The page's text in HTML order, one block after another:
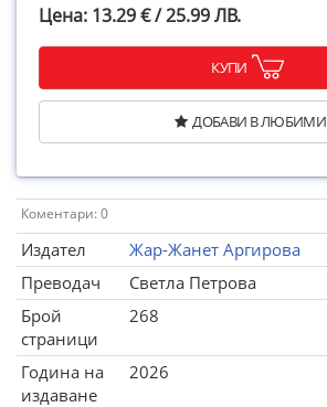
Цена: 13.29 € / 25.99 ЛВ.
КУПИ
ДОБАВИ В ЛЮБИМИ
Коментари: 0
Издател
Жар-Жанет Аргирова
Преводач
Светла Петрова
Брой
страници
268
Година на
издаване
2026